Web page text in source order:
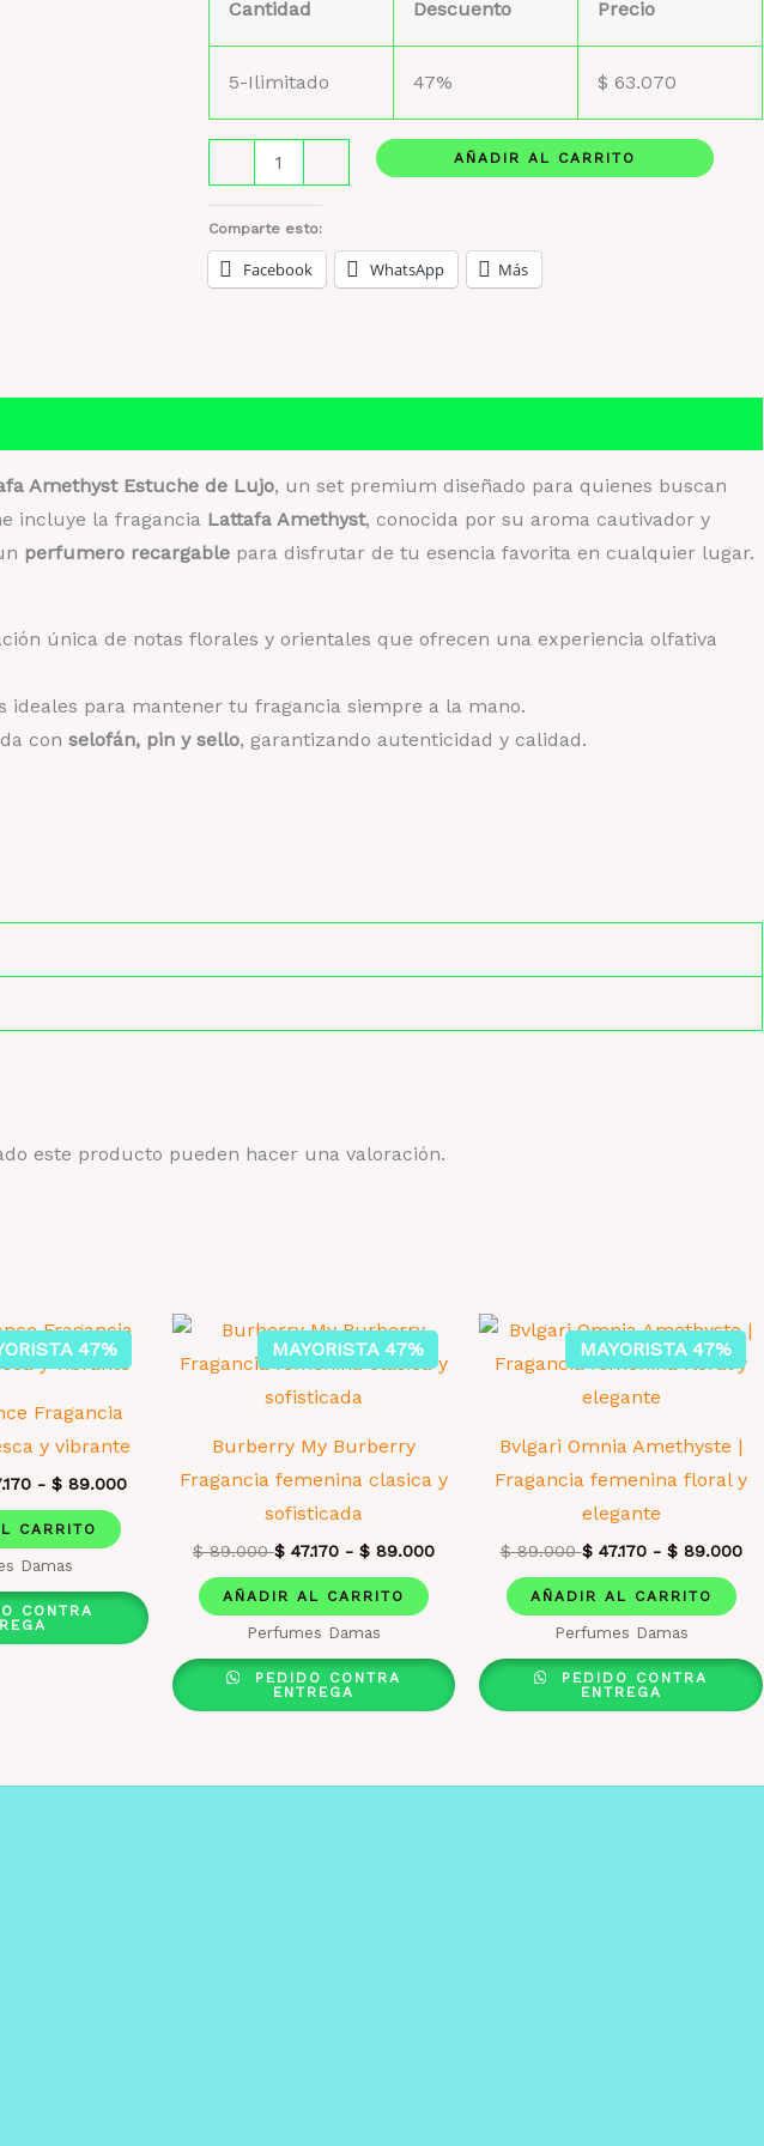
Cantidad Descuento Precio
5-Ilimitado 47% $ 63.070
Amethyst
Estuche
de
Lujo:
Spray
y
Perfumero
Recargable
AÑADIR AL CARRITO
Comparte esto:
Facebook WhatsApp Más
Amethyst Estuche de Lujo, un set premium diseñado para quienes buscan
incluye la fragancia Lattafa Amethyst, conocida por su aroma cautivador y
perfumero recargable para disfrutar de tu esencia favorita en cualquier lugar.
única de notas florales y orientales que ofrecen una experiencia olfativa
ideales para mantener tu fragancia siempre a la mano.
con selofán, pin y sello, garantizando autenticidad y calidad.
este producto pueden hacer una valoración.
47%
Fragancia
y vibrante
-$ 89.000
CARRITO
Damas
CONTRA
MAYORISTA 47%
Burberry My Burberry
Fragancia femenina clasica y
sofisticada
$89.000 $47.170- $89.000
AÑADIR AL CARRITO
Perfumes Damas
PEDIDO CONTRA
ENTREGA
MAYORISTA 47%
Bvlgari Omnia Amethyste |
Fragancia femenina floral y
elegante
$89.000 $47.170- $89.000
AÑADIR AL CARRITO
Perfumes Damas
PEDIDO CONTRA
ENTREGA